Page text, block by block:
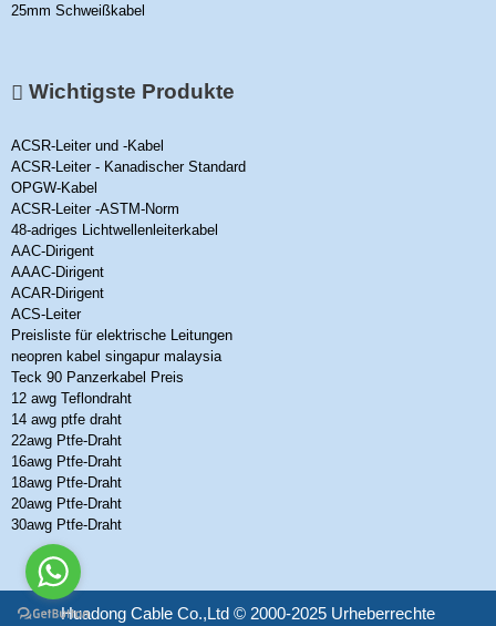
25mm Schweißkabel
Wichtigste Produkte
ACSR-Leiter und -Kabel
ACSR-Leiter - Kanadischer Standard
OPGW-Kabel
ACSR-Leiter -ASTM-Norm
48-adriges Lichtwellenleiterkabel
AAC-Dirigent
AAAC-Dirigent
ACAR-Dirigent
ACS-Leiter
Preisliste für elektrische Leitungen
neopren kabel singapur malaysia
Teck 90 Panzerkabel Preis
12 awg Teflondraht
14 awg ptfe draht
22awg Ptfe-Draht
16awg Ptfe-Draht
18awg Ptfe-Draht
20awg Ptfe-Draht
30awg Ptfe-Draht
Huadong Cable Co.,Ltd © 2000-2025 Urheberrechte